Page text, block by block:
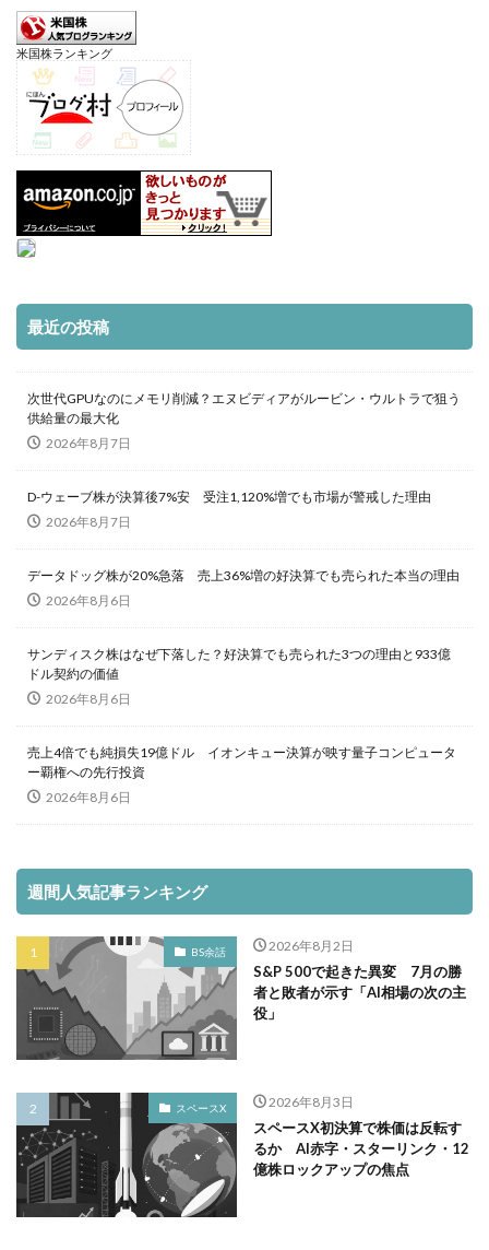
米国株ランキング
最近の投稿
次世代GPUなのにメモリ削減？エヌビディアがルービン・ウルトラで狙う
供給量の最大化
2026年8月7日
D-ウェーブ株が決算後7%安 受注1,120%増でも市場が警戒した理由
2026年8月7日
データドッグ株が20%急落 売上36%増の好決算でも売られた本当の理由
2026年8月6日
サンディスク株はなぜ下落した？好決算でも売られた3つの理由と933億
ドル契約の価値
2026年8月6日
売上4倍でも純損失19億ドル イオンキュー決算が映す量子コンピュータ
ー覇権への先行投資
2026年8月6日
週間人気記事ランキング
BS余話 2026年8月2日
S&P 500で起きた異変 7月の勝
者と敗者が示す「AI相場の次の主
役」
スペースX 2026年8月3日
スペースX初決算で株価は反転す
るか AI赤字・スターリンク・12
億株ロックアップの焦点